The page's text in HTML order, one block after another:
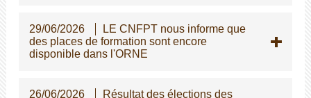
29/06/2026
LE CNFPT nous informe que
des places de formation sont encore
disponible dans l'ORNE
26/06/2026
Résultat des élections des